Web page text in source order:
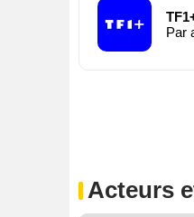
Par
Acteurs